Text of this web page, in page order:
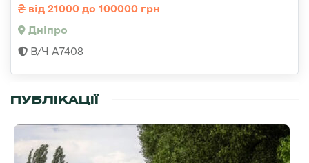
від 21000 до 100000 грн
Дніпро
В/Ч А7408
ПУБЛІКАЦІЇ